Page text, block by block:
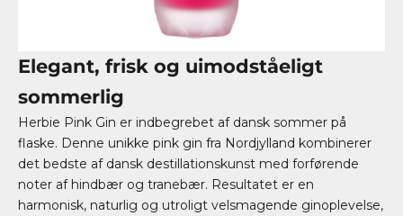
Elegant, frisk og uimodståeligt
sommerlig
Herbie Pink Gin er indbegrebet af dansk sommer på
flaske. Denne unikke pink gin fra Nordjylland kombinerer
det bedste af dansk destillationskunst med forførende
noter af hindbær og tranebær. Resultatet er en
harmonisk, naturlig og utroligt velsmagende ginoplevelse,